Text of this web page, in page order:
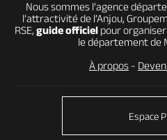
Nous sommes l’agence
l’attractivité de l’Anjou,
RSE, guide officielpour organiser
le département de
À propos -
Espace